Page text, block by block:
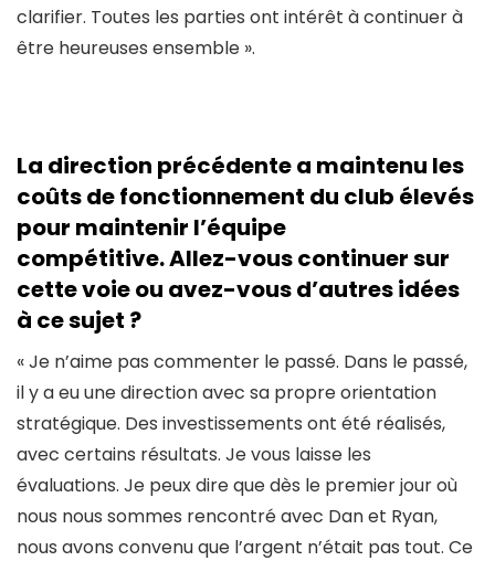
clarifier. Toutes les parties ont intérêt à continuer à
être heureuses ensemble ».
La direction précédente a maintenu les
coûts de fonctionnement du club élevés
pour maintenir l’équipe
compétitive. Allez-vous continuer sur
cette voie ou avez-vous d’autres idées
à ce sujet ?
« Je n’aime pas commenter le passé. Dans le passé,
il y a eu une direction avec sa propre orientation
stratégique. Des investissements ont été réalisés,
avec certains résultats. Je vous laisse les
évaluations. Je peux dire que dès le premier jour où
nous nous sommes rencontré avec Dan et Ryan,
nous avons convenu que l’argent n’était pas tout. Ce